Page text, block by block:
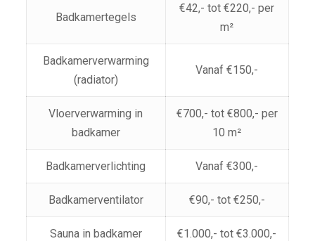
Badkamertegels
€42,- tot €220,- per
m²
Badkamerverwarming
(radiator)
Vanaf €150,-
Vloerverwarming in
badkamer
€700,- tot €800,- per
10 m²
Badkamerverlichting Vanaf €300,-
Badkamerventilator €90,- tot €250,-
Sauna in badkamer €1.000,- tot €3.000,-